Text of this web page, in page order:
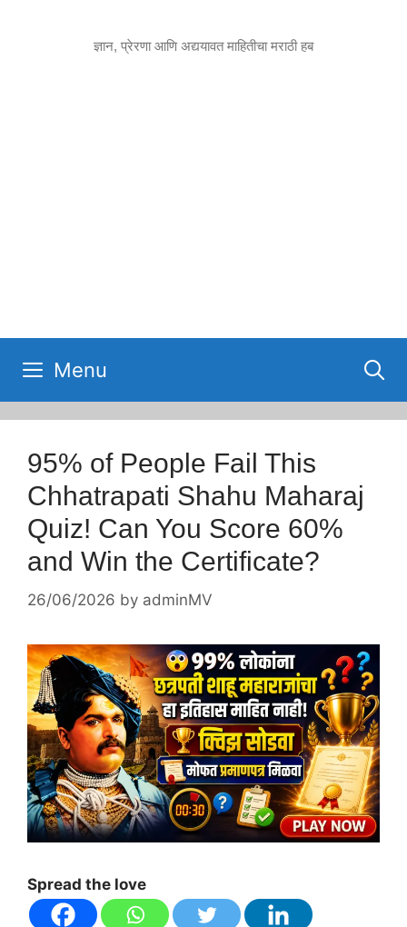
ज्ञान, प्रेरणा आणि अद्ययावत माहितीचा मराठी हब
Menu
95% of People Fail This
Chhatrapati Shahu Maharaj
Quiz! Can You Score 60%
and Win the Certificate?
26/06/2026 by adminMV
Spread the love